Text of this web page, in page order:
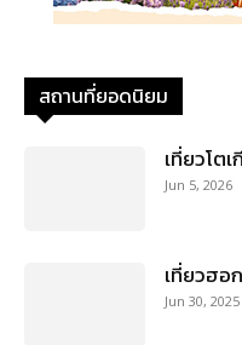
สถานที่ยอดนิยม
เที่ยวโต
Jun 5, 2026
เที่ยวฮอ
Jun 30, 2025